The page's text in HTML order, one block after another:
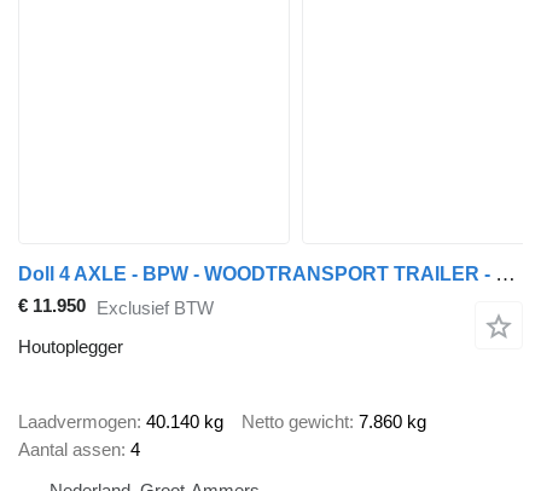
Doll 4 AXLE - BPW - WOODTRANSPORT TRAILER - 2X LIFTING AXLE - LAST AX
€ 11.950 Exclusief BTW
Houtoplegger
Laadvermogen 40.140 kg Netto gewicht 7.860 kg
Aantal assen 4